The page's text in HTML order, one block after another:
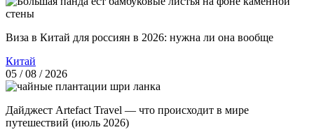
Виза в Китай для россиян в 2026: нужна ли она вообще
Китай
05 / 08 / 2026
Дайджест Artefact Travel — что происходит в мире
путешествий (июль 2026)